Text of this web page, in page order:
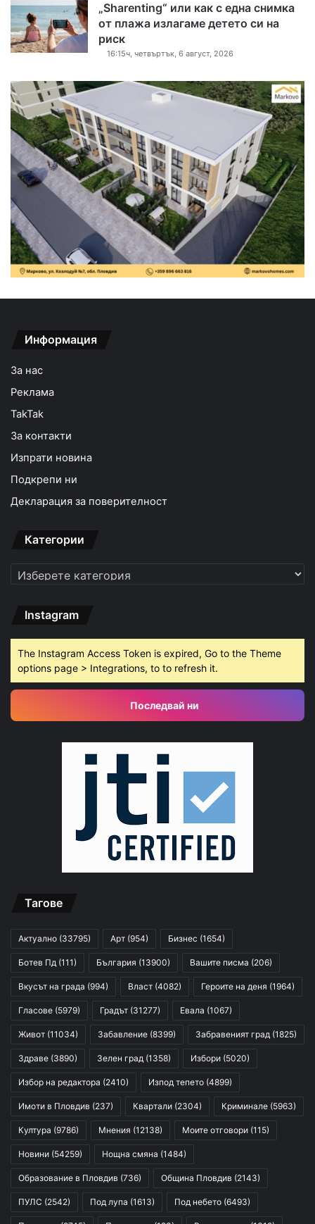
„Sharenting“ или как с една снимка
от плажа излагаме детето си на
риск
16:15ч, четвъртък, 6 август, 2026
Информация
За нас
Реклама
TakTak
За контакти
Изпрати новина
Подкрепи ни
Декларация за поверителност
Категории
Категории
Instagram
The Instagram Access Token is expired, Go to the Theme
options page > Integrations, to to refresh it.
Последвай ни
Тагове
Актуално (33795) Арт (954) Бизнес (1654)
Ботев Пд (111) България (13900) Вашите писма (206)
Вкусът на града (994) Власт (4082) Героите на деня (1964)
Гласове (5979) Градът (31277) Евала (1067)
Живот (11034) Забавление (8399) Забравеният град (1825)
Здраве (3890) Зелен град (1358) Избори (5020)
Избор на редактора (2410) Изпод тепето (4899)
Имоти в Пловдив (237) Квартали (2304) Криминале (5963)
Култура (9786) Мнения (12138) Моите отговори (115)
Новини (54259) Нощна смяна (1484)
Образование в Пловдив (736) Община Пловдив (2143)
ПУЛС (2542) Под лупа (1613) Под небето (6493)